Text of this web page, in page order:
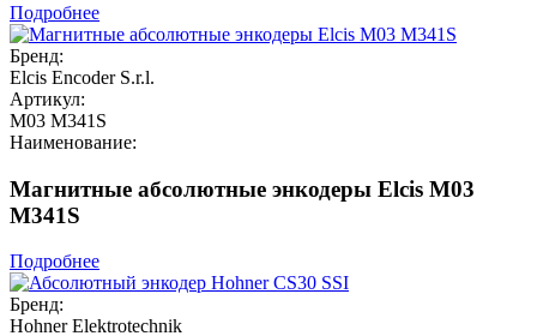
Подробнее
Бренд:
Elcis Encoder S.r.l.
Артикул:
M03 M341S
Наименование:
Магнитные абсолютные энкодеры Elcis M03
M341S
Подробнее
Бренд:
Hohner Elektrotechnik